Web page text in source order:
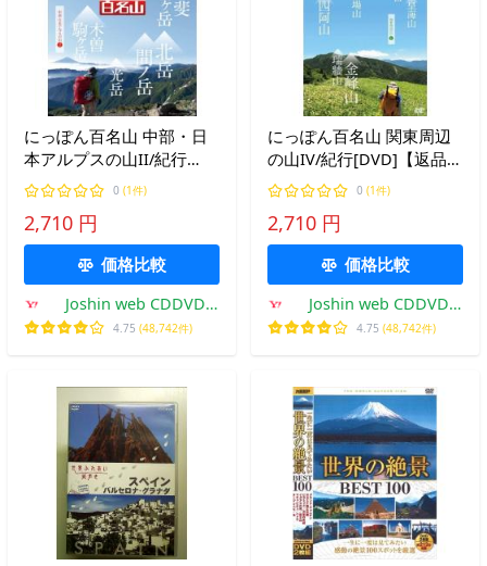
にっぽん百名山 中部・日
本アルプスの山II/紀行
[DVD]【返品種別A】
0 (1件)
2,710 円
価格比較
Joshin web CDDVD
Yahoo!店
4.75 (48,742件)
にっぽん百名山 関東周辺
の山IV/紀行[DVD]【返品種
別A】
0 (1件)
2,710 円
価格比較
Joshin web CDDVD
Yahoo!店
4.75 (48,742件)